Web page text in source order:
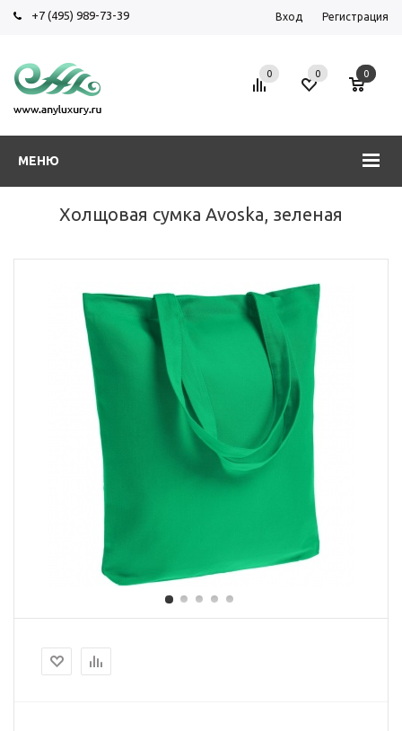
+7 (495) 989-73-39 Вход Регистрация
МЕНЮ
0 0 0
Холщовая сумка Avoska, зеленая